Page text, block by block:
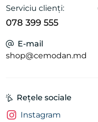
Serviciu clienți:
078 399 555
E-mail
shop@cemodan.md
Rețele sociale
Instagram